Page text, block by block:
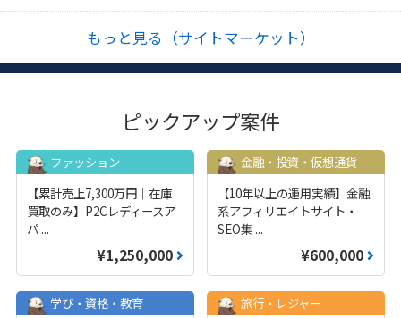
もっと見る（サイトマーケット）
ピックアップ案件
ファッション
【累計売上7,300万円｜在庫
買取のみ】P2Cレディースア
パ ...
¥1,250,000
金融・投資・仮想通貨
【10年以上の運用実績】金融
系アフィリエイトサイト・
SEO集 ...
¥600,000
学び・資格・教育
旅行・レジャー